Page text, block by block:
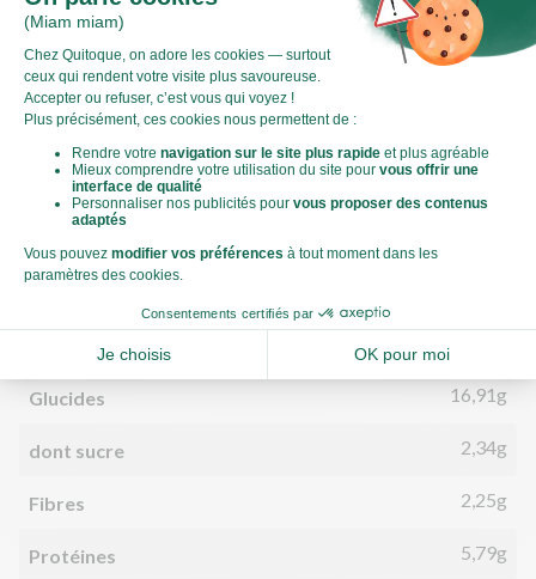
Valeurs nutritionnelles
Par personne Pour 100g
Énergie (kJ)
dont acides gras saturés
Glucides 16,91g
dont sucre 2,34g
Fibres 2,25g
Protéines 5,79g